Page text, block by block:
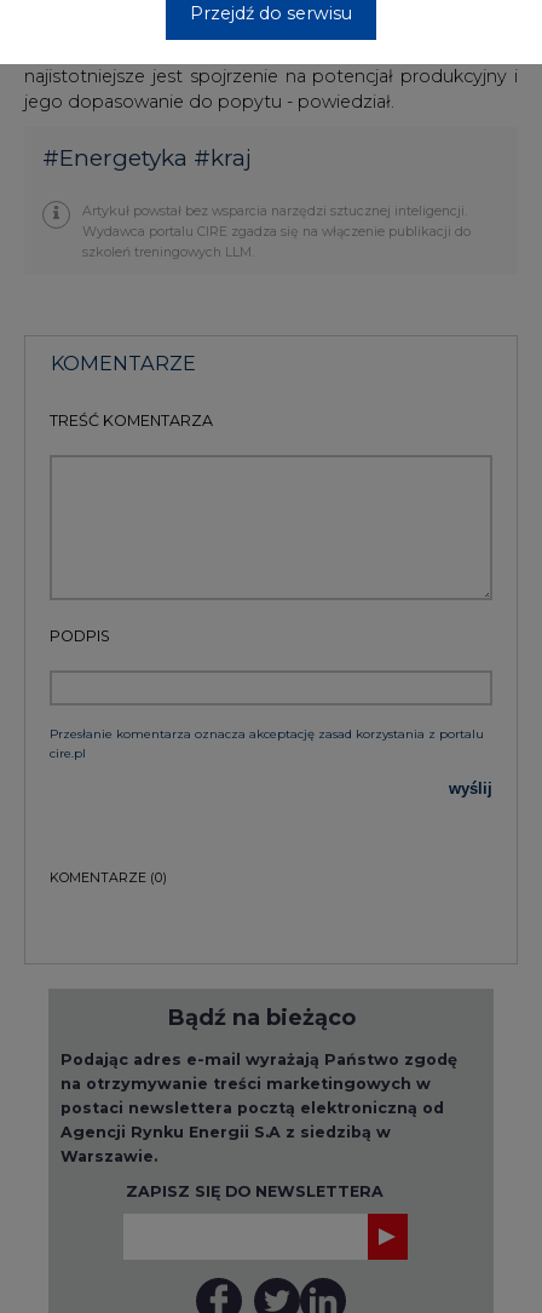
Przejdź do serwisu
potencjał produkcyjny. Przymierzamy się do
najistotniejsze jest spojrzenie na potencjał produkcyjny i
jego dopasowanie do popytu - powiedział.
#Energetyka #kraj
Artykuł powstał bez wsparcia narzędzi sztucznej inteligencji.
Wydawca portalu CIRE zgadza się na włączenie publikacji do
szkoleń treningowych LLM.
KOMENTARZE
TREŚĆ KOMENTARZA
PODPIS
Przesłanie komentarza oznacza akceptację zasad korzystania z portalu
cire.pl
wyślij
KOMENTARZE (0)
Bądź na bieżąco
Podając adres e-mail wyrażają Państwo zgodę
na otrzymywanie treści marketingowych w
postaci newslettera pocztą elektroniczną od
Agencji Rynku Energii S.A z siedzibą w
Warszawie.
ZAPISZ SIĘ DO NEWSLETTERA